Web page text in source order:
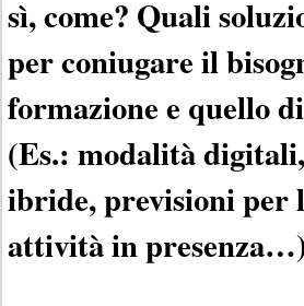
sì, come? Quali
per coniugare il
formazione e quello
(Es.: modalità
ibride, previsioni per
attività in